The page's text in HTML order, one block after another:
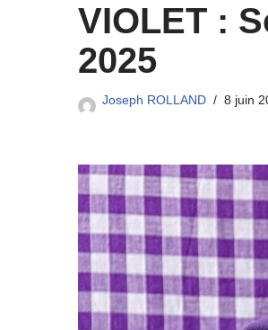
VIOLET :
2025
Joseph ROLLAND 8 juin